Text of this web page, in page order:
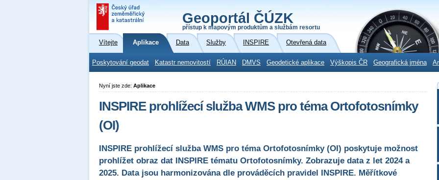
Geoportál ČÚZK
přístup k mapovým produktům a službám resortu
Vítejte Aplikace Data Služby INSPIRE Otevřená data
Poskytování geodat Katastr nemovitostí RÚIAN DMVS Geodetické aplikace Výškopis ČR Geografická jména
Nyní jste zde: Aplikace
INSPIRE prohlížecí služba WMS pro téma Ortofotosnímky
(OI)
INSPIRE prohlížecí služba WMS pro téma Ortofotosnímky (OI) poskytuje možnost
prohlížet obraz dat INSPIRE tématu Ortofotosnímky. Zobrazuje data z let 2024 a
2025. Data jsou harmonizována dle prováděcích pravidel INSPIRE. Měřítkové